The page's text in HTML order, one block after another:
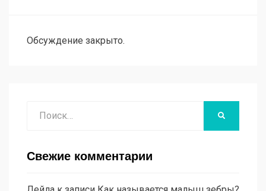
Обсуждение закрыто.
Свежие комментарии